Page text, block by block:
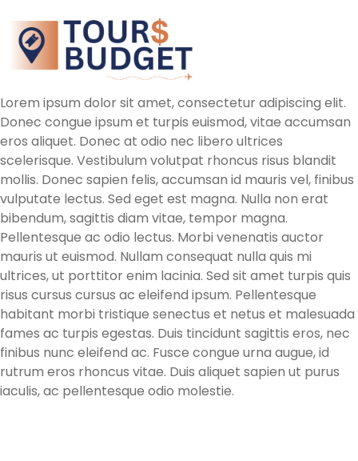
Lorem ipsum dolor sit amet, consectetur adipiscing elit.
Donec congue ipsum et turpis euismod, vitae accumsan
eros aliquet. Donec at odio nec libero ultrices
scelerisque. Vestibulum volutpat rhoncus risus blandit
mollis. Donec sapien felis, accumsan id mauris vel, finibus
vulputate lectus. Sed eget est magna. Nulla non erat
bibendum, sagittis diam vitae, tempor magna.
Pellentesque ac odio lectus. Morbi venenatis auctor
mauris ut euismod. Nullam consequat nulla quis mi
ultrices, ut porttitor enim lacinia. Sed sit amet turpis quis
risus cursus cursus ac eleifend ipsum. Pellentesque
habitant morbi tristique senectus et netus et malesuada
fames ac turpis egestas. Duis tincidunt sagittis eros, nec
finibus nunc eleifend ac. Fusce congue urna augue, id
rutrum eros rhoncus vitae. Duis aliquet sapien ut purus
iaculis, ac pellentesque odio molestie.